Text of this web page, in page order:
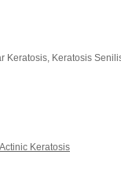
Keratosis, Keratosis